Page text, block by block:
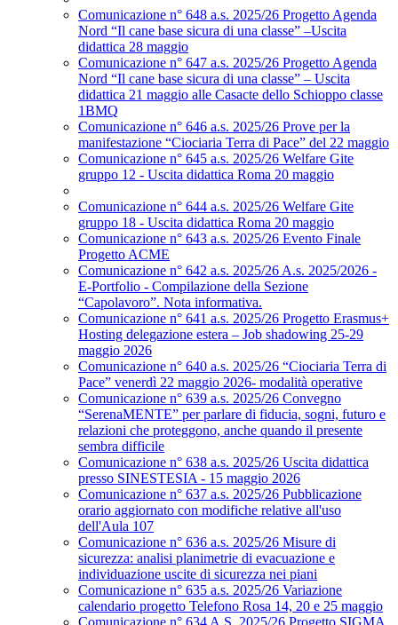
Comunicazione n° 648 a.s. 2025/26 Progetto Agenda
Nord “Il cane base sicura di una classe” –Uscita
didattica 28 maggio
Comunicazione n° 647 a.s. 2025/26 Progetto Agenda
Nord “Il cane base sicura di una classe” – Uscita
didattica 21 maggio alle Casacte dello Schioppo classe
1BMQ
Comunicazione n° 646 a.s. 2025/26 Prove per la
manifestazione “Ciociaria Terra di Pace” del 22 maggio
Comunicazione n° 645 a.s. 2025/26 Welfare Gite
gruppo 12 - Uscita didattica Roma 20 maggio
Comunicazione n° 644 a.s. 2025/26 Welfare Gite
gruppo 18 - Uscita didattica Roma 20 maggio
Comunicazione n° 643 a.s. 2025/26 Evento Finale
Progetto ACME
Comunicazione n° 642 a.s. 2025/26 A.s. 2025/2026 -
E-Portfolio - Compilazione della Sezione
“Capolavoro”. Nota informativa.
Comunicazione n° 641 a.s. 2025/26 Progetto Erasmus+
Hosting delegazione estera – Job shadowing 25-29
maggio 2026
Comunicazione n° 640 a.s. 2025/26 “Ciociaria Terra di
Pace” venerdì 22 maggio 2026- modalità operative
Comunicazione n° 639 a.s. 2025/26 Convegno
“SerenaMENTE” per parlare di fiducia, sogni, futuro e
relazioni che proteggono, anche quando il presente
sembra difficile
Comunicazione n° 638 a.s. 2025/26 Uscita didattica
presso SINESTESIA - 15 maggio 2026
Comunicazione n° 637 a.s. 2025/26 Pubblicazione
orario aggiornato con modifiche relative all'uso
dell'Aula 107
Comunicazione n° 636 a.s. 2025/26 Misure di
sicurezza: analisi planimetrie di evacuazione e
individuazione uscite di sicurezza nei piani
Comunicazione n° 635 a.s. 2025/26 Variazione
calendario progetto Telefono Rosa 14, 20 e 25 maggio